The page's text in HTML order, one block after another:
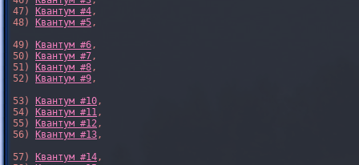
47)
Квантум #4,
48)
Квантум #5,
49)
Квантум #6,
50)
Квантум #7,
51)
Квантум #8,
52)
Квантум #9,
53)
Квантум #10,
54)
Квантум #11,
55)
Квантум #12,
56)
Квантум #13,
57)
Квантум #14,